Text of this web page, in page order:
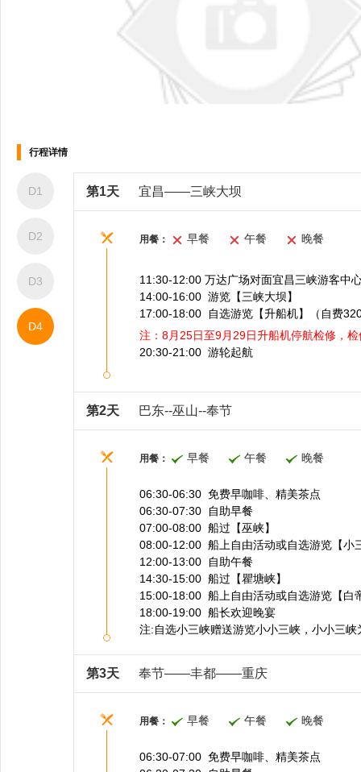
莲蓉蒸包 复古脆炸油条 芝麻紫薯瓜
圆粥两种： 富硒柴火米粥 红豆杂粮
米羹配： 涪陵榨菜 忠县腐乳 韩国海
苔 外婆咸菜 淮盐花生 萧山罗卜 咪咪
乳瓜 老干辣酱 甜酸藠头软包： 红豆
面包 凤梨面包 芝麻面包 乳酪面包 牛
奶面包 酥粒面包土司： 营养全麦土
司 安佳奶油土司硬包： 全麦法棍 黑
奶水果沙拉 凯撒大帝沙拉 通粉油醋
黄桃糖水 杂果糖水配： 蛋黄沙律酱
千岛万能汁调料： 意大利醋 苹果醋
酒 芝麻香油 花生乳酱 重庆辣子 番茄
沙司张氏辣椒酱 冠生园蜂蜜果汁四
汁早餐麦片： 澳洲卜卜米 原味玉米
片 可可全麦维果酱： 份装黄油粒 秘
酒吧，棋牌室
行程详情
D1
D2
D3
D4
第1天 宜昌——三峡大坝
用餐： 早餐 午餐 晚餐
11:30-12:00 万达广场对面宜昌三峡游客中
14:00-16:00 游览【三峡大坝】
17:00-18:00 自选游览【升船机】（自费
注：8月25日至9月29日升船机停航检修，
20:30-21:00 游轮起航
第2天 巴东--巫山--奉节
用餐： 早餐 午餐 晚餐
06:30-06:30 免费早咖啡、精美茶点
06:30-07:30 自助早餐
07:00-08:00 船过【巫峡】
08:00-12:00 船上自由活动或自选游览【小
12:00-13:00 自助午餐
14:30-15:00 船过【瞿塘峡】
15:00-18:00 船上自由活动或自选游览【白
18:00-19:00 船长欢迎晚宴
注:自选小三峡赠送游览小小三峡，小小三
第3天 奉节——丰都——重庆
用餐： 早餐 午餐 晚餐
06:30-07:00 免费早咖啡、精美茶点